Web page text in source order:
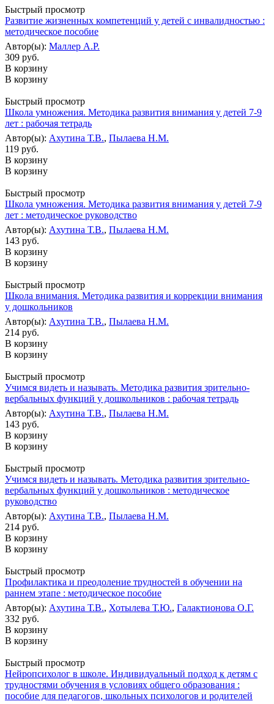
Быстрый просмотр
Развитие жизненных компетенций у детей с инвалидностью :
методическое пособие
Автор(ы): Маллер А.Р.
309 руб.
В корзину
В корзину
Быстрый просмотр
Школа умножения. Методика развития внимания у детей 7-9
лет : рабочая тетрадь
Автор(ы): Ахутина Т.В., Пылаева Н.М.
119 руб.
В корзину
В корзину
Быстрый просмотр
Школа умножения. Методика развития внимания у детей 7-9
лет : методическое руководство
Автор(ы): Ахутина Т.В., Пылаева Н.М.
143 руб.
В корзину
В корзину
Быстрый просмотр
Школа внимания. Методика развития и коррекции внимания
у дошкольников
Автор(ы): Ахутина Т.В., Пылаева Н.М.
214 руб.
В корзину
В корзину
Быстрый просмотр
Учимся видеть и называть. Методика развития зрительно-
вербальных функций у дошкольников : рабочая тетрадь
Автор(ы): Ахутина Т.В., Пылаева Н.М.
143 руб.
В корзину
В корзину
Быстрый просмотр
Учимся видеть и называть. Методика развития зрительно-
вербальных функций у дошкольников : методическое
руководство
Автор(ы): Ахутина Т.В., Пылаева Н.М.
214 руб.
В корзину
В корзину
Быстрый просмотр
Профилактика и преодоление трудностей в обучении на
раннем этапе : методическое пособие
Автор(ы): Ахутина Т.В., Хотылева Т.Ю., Галактионова О.Г.
332 руб.
В корзину
В корзину
Быстрый просмотр
Нейропсихолог в школе. Индивидуальный подход к детям с
трудностями обучения в условиях общего образования :
пособие для педагогов, школьных психологов и родителей